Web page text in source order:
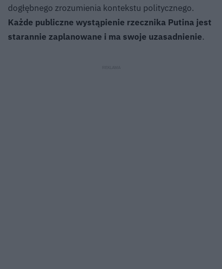
dogłębnego zrozumienia kontekstu politycznego.
Każde publiczne wystąpienie rzecznika Putina jest
starannie zaplanowane i ma swoje uzasadnienie.